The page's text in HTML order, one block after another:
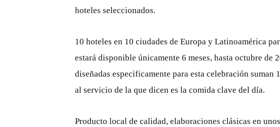
hoteles seleccionados.
10 hoteles en 10 ciudades de Europa y Latinoamérica
estará disponible únicamente 6 meses, hasta octubre de
diseñadas especificamente para esta celebración
al servicio de la que dicen es la comida clave del día.
Producto local de calidad, elaboraciones clásicas en